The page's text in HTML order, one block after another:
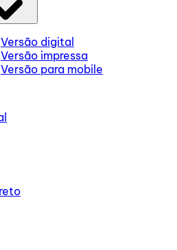
Versão digital
Versão impressa
Versão para mobile